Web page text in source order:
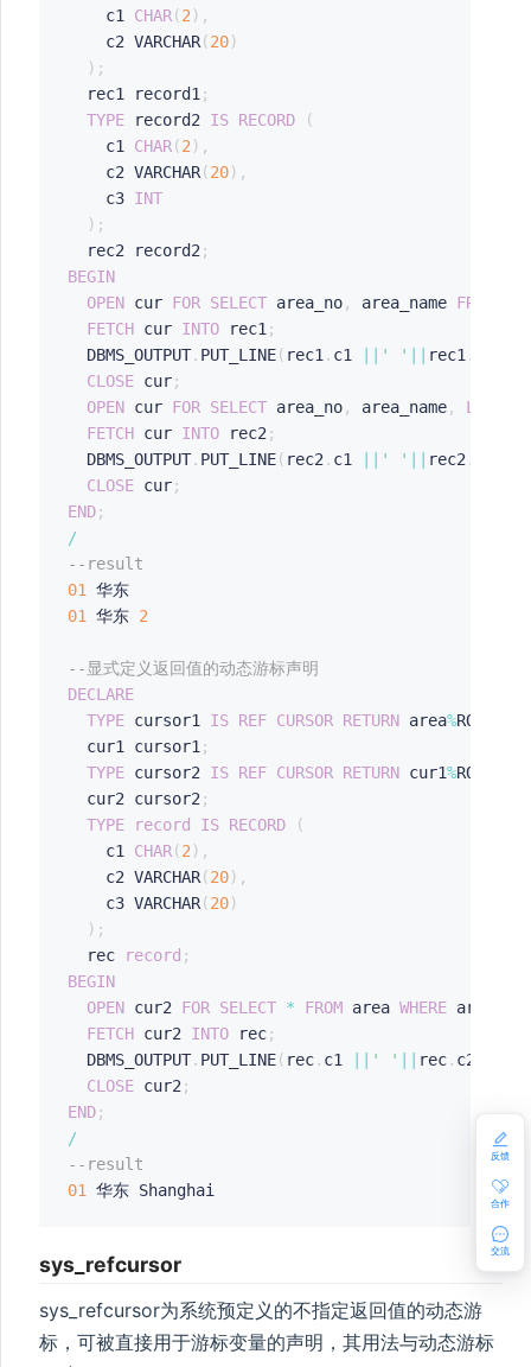
    c1
CHAR(2 ) ,
	c2 VARCHAR
(20)
) ;
  rec1 record1
;
TYPE record2 IS RECORD
(
    c1
CHAR(2 ) ,
	c2 VARCHAR
(20) ,
	c3
INT
) ;
  rec2 record2
;
BEGIN
OPEN cur FOR SELECT area_no, area_name FROM
FETCH cur INTO rec1 ;
  DBMS_OUTPUT
. PUT_LINE( rec1 . c1 ' ' rec1 .
CLOSE cur;
OPEN cur FOR SELECT area_no, area_name, LENGTH
FETCH cur INTO rec2 ;
  DBMS_OUTPUT
. PUT_LINE( rec2 . c1 ' ' rec2 .
CLOSE cur;
END;
/
--result
01
01
华东 2
--显式定义返回值的动态游标声明
DECLARE
TYPE cursor1 IS REF CURSOR RETURN area%ROWTYPE
  cur1 cursor1
;
TYPE cursor2 IS REF CURSOR RETURN cur1%ROWTYPE
  cur2 cursor2
;
TYPE
record IS RECORD
(
    c1
CHAR(2 ) ,
	c2 VARCHAR
(20) ,
	c3 VARCHAR
(20)
) ;
  rec
record ;
BEGIN
OPEN cur2 FOR SELECT * FROM area WHERE area_no
FETCH cur2 INTO rec;
  DBMS_OUTPUT
. PUT_LINE( rec. c1 ' ' rec. c2
CLOSE cur2 ;
END;
/
--result
01
sys_refcursor
sys_refcursor为系统预定义的不指定返回值的动态游
标，可被直接用于游标变量的声明，其用法与动态游标
反馈
合作
交流